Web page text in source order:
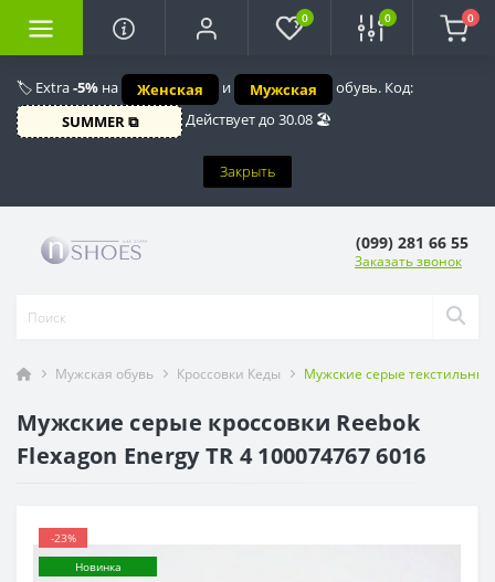
🏷️ Extra-5% на Женская и Мужская
обувь. Код:
SUMMER ⧉
Действует до 30.08 🏖️
Закрыть
0 0 0
(099) 281 66 55
Заказать звонок
Мужская обувь Кроссовки Кеды Мужские серые
Мужские серые кроссовки Reebok
Flexagon Energy TR 4 100074767 6016
-23%
Новинка